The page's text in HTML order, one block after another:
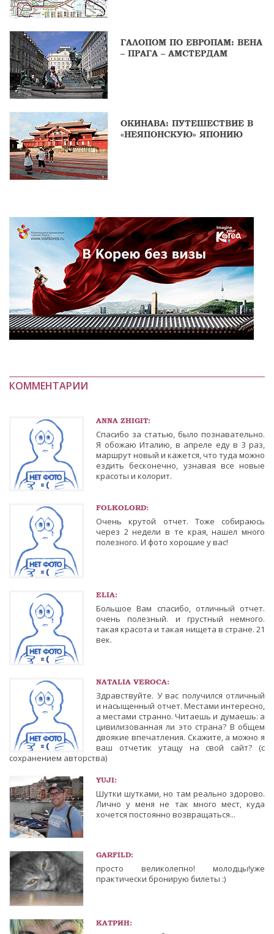
ГАЛОПОМ ПО ЕВРОПАМ: ВЕНА
– ПРАГА – АМСТЕРДАМ
ОКИНАВА: ПУТЕШЕСТВИЕ В
«НЕЯПОНСКУЮ» ЯПОНИЮ
КОММЕНТАРИИ
ANNA ZHIGIT:
Спасибо за статью, было познавательно.
Я обожаю Италию, в апреле еду в 3 раз,
маршрут новый и кажется, что туда можно
ездить бесконечно, узнавая все новые
красоты и колорит.
FOLKOLORD:
Очень крутой отчет. Тоже собираюсь
через 2 недели в те края, нашел много
полезного. И фото хорошие у вас!
ELIA:
Большое Вам спасибо, отличный отчет.
очень полезный. и грустный немного.
такая красота и такая нищета в стране. 21
век.
NATALIA VEROCA:
Здравствуйте. У вас получился отличный
и насыщенный отчет. Местами интересно,
а местами странно. Читаешь и думаешь: а
цивилизованная ли это страна? В общем
двоякие впечатления. Скажите, а можно я
ваш отчетик утащу на свой сайт? (с
сохранением авторства)
YUJI:
Шутки шутками, но там реально здорово.
Лично у меня не так много мест, куда
хочется постоянно возвращаться...
GARFILD:
просто великолепно! молодцы!уже
практически бронирую билеты :)
КАТРИН: